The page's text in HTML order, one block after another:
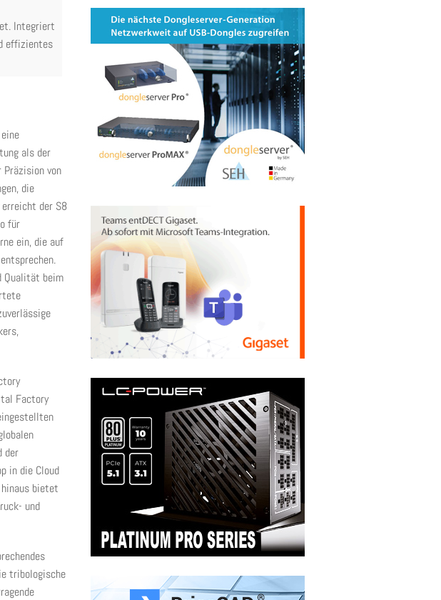
Integriert
effizientes
als der
von
die
der S8
für
ein, die auf
Qualität beim
Factory
der
in die Cloud
bietet
und
tribologische